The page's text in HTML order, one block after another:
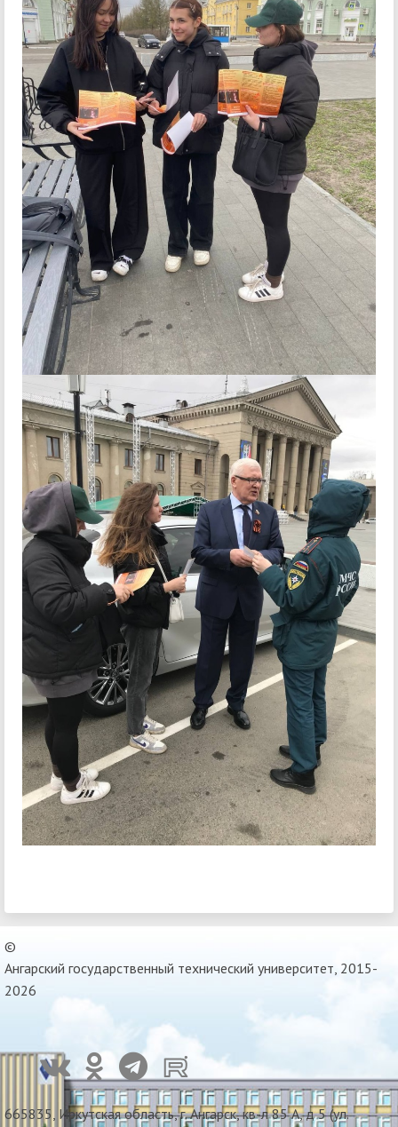
©
Ангарский государственный технический университет, 2015-
2026
665835, Иркутская область, г. Ангарск, кв-л 85 А, д 5 (ул.